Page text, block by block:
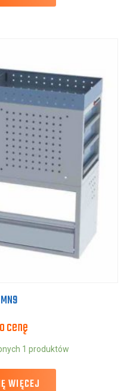
cenę
1 produktów
WIĘCEJ